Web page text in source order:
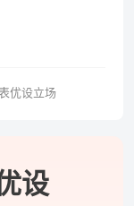
优设立场
设